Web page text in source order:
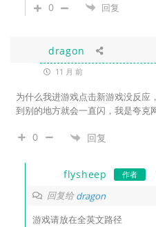
0 回复
dragon
11 月 前
为什么我进游戏点击新游戏没反应
到别的地方就会一直闪，我是夸克
0 回复
flysheep 作者
回复给dragon
游戏请放在全英文路径